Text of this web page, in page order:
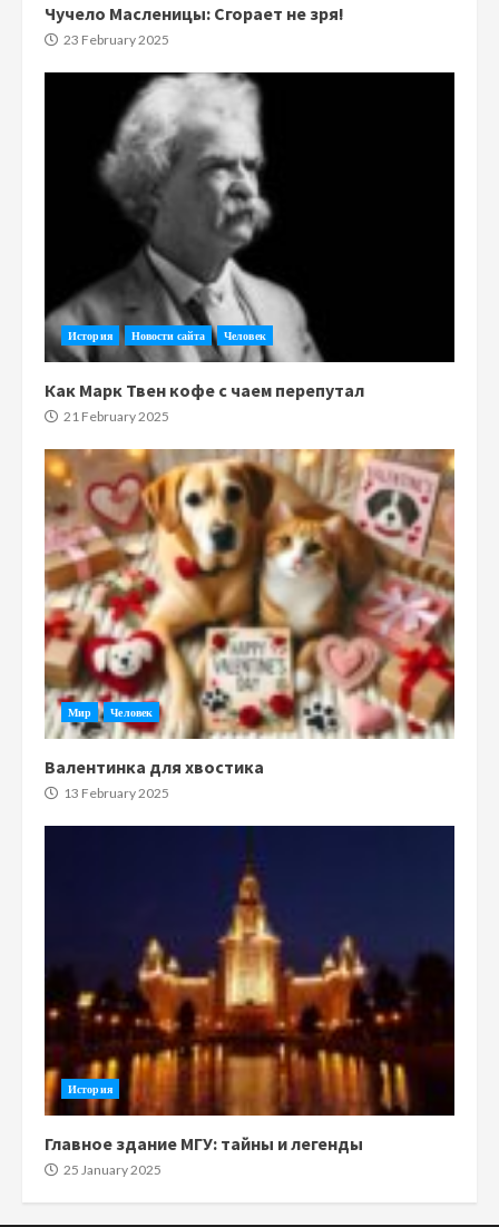
Чучело Масленицы: Сгорает не зря!
23 February 2025
История Новости сайта Человек
Как Марк Твен кофе с чаем перепутал
21 February 2025
Мир Человек
Валентинка для хвостика
13 February 2025
История
Главное здание МГУ: тайны и легенды
25 January 2025